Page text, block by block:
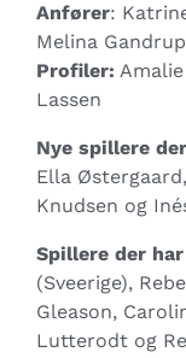
Anfører:
Melina Gandrup
Profiler:
Lassen
Nye spillere
Ella
Knudsen og
Spillere der
(Sveerige),
Gleason,
Lutterodt og